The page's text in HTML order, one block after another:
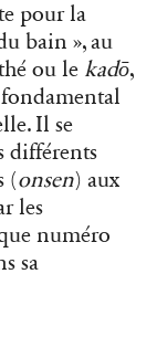
pour la
bain », au
ou le kadō,
Il se
différents
(onsen) aux
les
numéro
sa